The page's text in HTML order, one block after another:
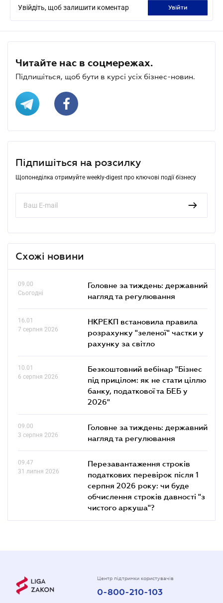
Увійдіть, щоб залишити коментар увійти
Читайте нас в соцмережах.
Підпишіться, щоб бути в курсі усіх бізнес-новин.
Підпишіться на розсилку
Щопонеділка отримуйте weekly-digest про ключові події бізнесу
Схожі новини
09.00
Сьогодні
Головне за тиждень: державний
нагляд та регулювання
16.01
7 серпня 2026
НКРЕКП встановила правила
розрахунку "зеленої" частки у
рахунку за світло
10.01
6 серпня 2026
Безкоштовний вебінар "Бізнес
під прицілом: як не стати ціллю
банку, податкової та БЕБ у
2026"
09.00
3 серпня 2026
Головне за тиждень: державний
нагляд та регулювання
09.47
31 липня 2026
Перезавантаження строків
податкових перевірок після 1
серпня 2026 року: чи буде
обчислення строків давності "з
чистого аркуша"?
Центр підтримки користувачів
0-800-210-103